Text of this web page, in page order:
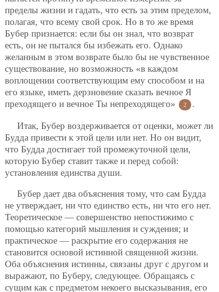
пределы жизни и гадать, что есть за этим пределом,
полагая, что всему свой срок. Но в то же время
Бубер признается: если бы он знал, что возврат
есть, он не пытался бы избежать его. Однако
желанным в этом возврате было бы не чувственное
существование, но возможность «в каждом
воплощении соответствующим ему способом и на
его языке, иметь дерзновение сказать вечное Я
преходящего и вечное Ты непреходящего»
2 .
Итак, Бубер воздерживается от оценки, может ли
Будда привести к этой цели или нет. Но он видит,
что Будда достигает той промежуточной цели,
которую Бубер ставит также и перед собой:
установления единства души.
Бубер дает два объяснения тому, что сам Будда
не утверждает, ни что единство есть, ни что его нет.
Теоретическое — совершенство непостижимо с
помощью категорий мышления и суждения; и
практическое — раскрытие его содержания не
становится основой истинной священной жизни.
Оба объяснения истинны, связаны друг с другом и
выражают, по Буберу, следующее. Обращаясь с
сущим как с предметом некоего высказывания, его